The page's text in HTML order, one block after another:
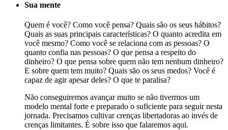
Sua mente
Quem é você? Como você pensa? Quais são os seus hábitos?
Quais as suas principais características? O quanto acredita em
você mesmo? Como você se relaciona com as pessoas? O
quanto confia nas pessoas? O que pensa a respeito do
dinheiro? O que pensa sobre quem não tem nenhum dinheiro?
E sobre quem tem muito? Quais são os seus medos? Você é
capaz de agir apesar deles? O que te paralisa?
Não conseguiremos avançar muito se não tivermos um
modelo mental forte e preparado o suficiente para seguir nesta
jornada. Precisamos cultivar crenças libertadoras ao invés de
crenças limitantes. É sobre isso que falaremos aqui.